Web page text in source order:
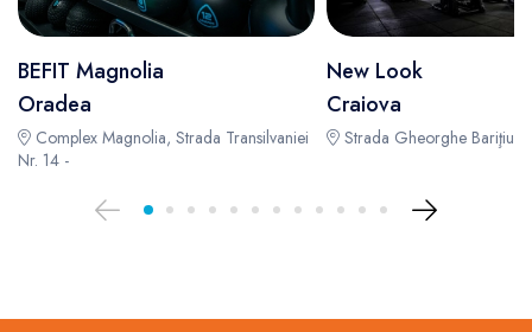
BEFIT Magnolia
Oradea
Complex Magnolia, Strada Transilvaniei
Nr. 14 -
New Look
Craiova
Strada Gheorghe Bariţiu